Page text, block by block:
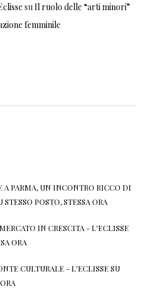
su Il ruolo delle “arti minori”
femminile
A PARMA, UN INCONTRO RICCO DI
STESSO POSTO, STESSA ORA
IN CRESCITA - L'ECLISSE
ORA
CULTURALE - L'ECLISSESU